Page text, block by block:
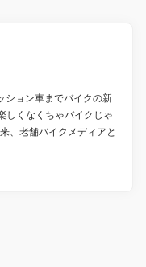
ション車までバイクの新
しくなくちゃバイクじゃ
、老舗バイクメディアと